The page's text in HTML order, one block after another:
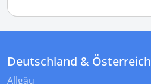
Deutschland & Österreich
Allgäu